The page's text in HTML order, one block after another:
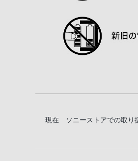
現在 ソニーストアでの取り